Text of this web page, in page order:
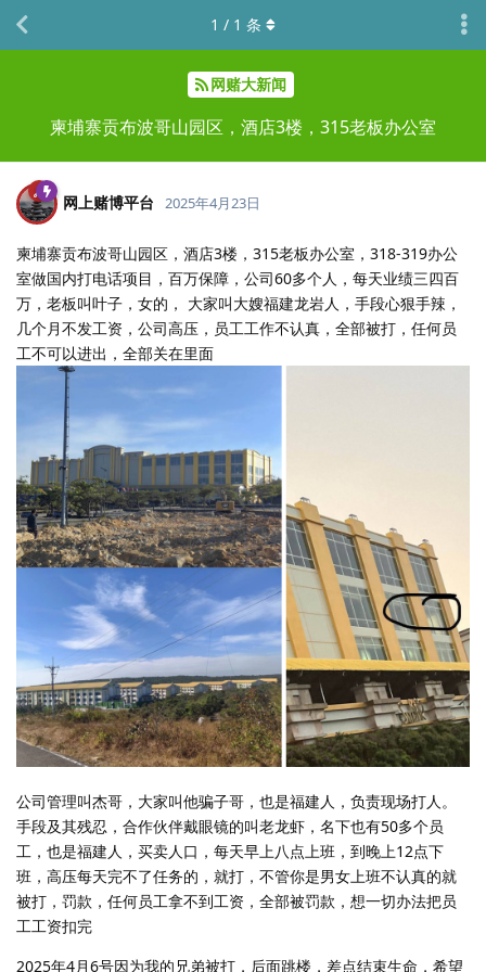
网赌大新闻
柬埔寨贡布波哥山园区，酒店3楼，315老板办公室
1 / 1 条
网上赌博平台 2025年4月23日
柬埔寨贡布波哥山园区，酒店3楼，315老板办公室，318-319办公
室做国内打电话项目，百万保障，公司60多个人，每天业绩三四百
万，老板叫叶子，女的， 大家叫大嫂福建龙岩人，手段心狠手辣，
几个月不发工资，公司高压，员工工作不认真，全部被打，任何员
工不可以进出，全部关在里面
公司管理叫杰哥，大家叫他骗子哥，也是福建人，负责现场打人。
手段及其残忍，合作伙伴戴眼镜的叫老龙虾，名下也有50多个员
工，也是福建人，买卖人口，每天早上八点上班，到晚上12点下
班，高压每天完不了任务的，就打，不管你是男女上班不认真的就
被打，罚款，任何员工拿不到工资，全部被罚款，想一切办法把员
工工资扣完
2025年4月6号因为我的兄弟被打，后面跳楼，差点结束生命，希望